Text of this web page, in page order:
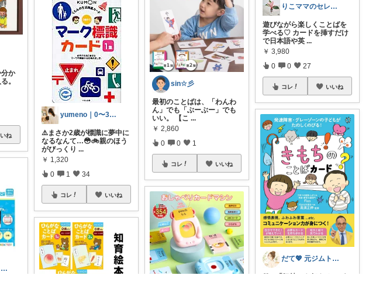
分か
。
ね
yu.2児シンママ いつも心から感謝です
yumeno｜0〜3歳知育🌱
⚠️まさか2歳が標識に夢中に
なるなんて…😳🚲親のほう
がびっくり ...
￥ 1,320
0 1 34
コレ いいね
sin☆彡
最初のことばは、「わんわ
ん」でも「ぶーぶー」でも
いい。 【こ ...
￥ 2,860
0 0 1
コレ いいね
りこママのセレクトROOM
遊びながら楽しくことばを
学べる♡ カードを挿すだけ
で日本語や英 ...
￥ 3,980
0 0 27
コレ いいね
だて💖 元ジムトレーナーママ子育て美容
💛**「気持ちを伝える」が